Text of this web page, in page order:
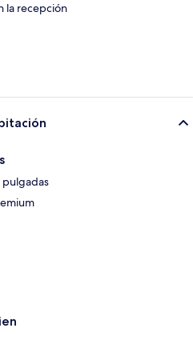
la recepción
pulgadas